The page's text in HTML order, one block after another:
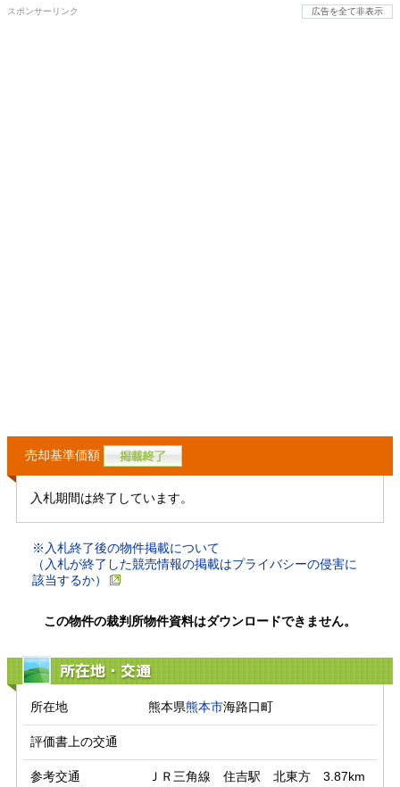
スポンサーリンク 広告を全て非表示
売却基準価額
入札期間は終了しています。
※入札終了後の物件掲載について
（入札が終了した競売情報の掲載はプライバシーの侵害に
該当するか）
この物件の裁判所物件資料はダウンロードできません。
所在地・交通
所在地 熊本県熊本市海路口町
評価書上の交通
参考交通 ＪＲ三角線　住吉駅　北東方　3.87km